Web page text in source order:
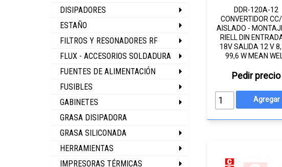
DISIPADORES
ESTAÑO
FILTROS Y RESONADORES RF
FLUX - ACCESORIOS SOLDADURA
FUENTES DE ALIMENTACIÓN
FUSIBLES
GABINETES
GRASA DISIPADORA
GRASA SILICONADA
HERRAMIENTAS
IMPRESORAS TÉRMICAS
DDR-120A-12
CONVERTIDOR
AISLADO -
RIELL DIN
18V SALIDA 12 V
99,6 W MEAN
Pedir precio